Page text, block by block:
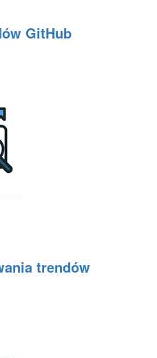
GitHub
trendów